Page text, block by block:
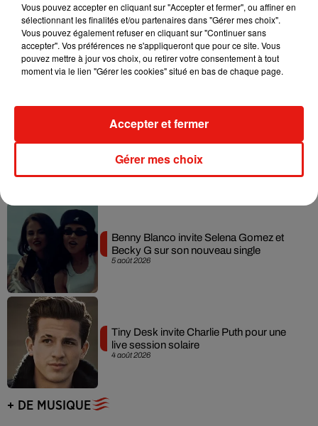
7 août 2026
Tayc et Didi B dévoilent le single le plus
dansant de l’année
7 août 2026
Angèle et Amélie Lens dévoilent leur
collaboration tant attendue
5 août 2026
Benny Blanco invite Selena Gomez et
Becky G sur son nouveau single
4 août 2026
Tiny Desk invite Charlie Puth pour une
live session solaire
+ DE MUSIQUE
Vous pouvez accepter en cliquant sur "Accepter et fermer", ou affiner en
sélectionnant les finalités et/ou partenaires dans "Gérer mes choix".
Vous pouvez également refuser en cliquant sur "Continuer sans
accepter". Vos préférences ne s'appliqueront que pour ce site. Vous
pouvez mettre à jour vos choix, ou retirer votre consentement à tout
moment via le lien "Gérer les cookies" situé en bas de chaque page.
Gérer mes choix
Accepter et fermer